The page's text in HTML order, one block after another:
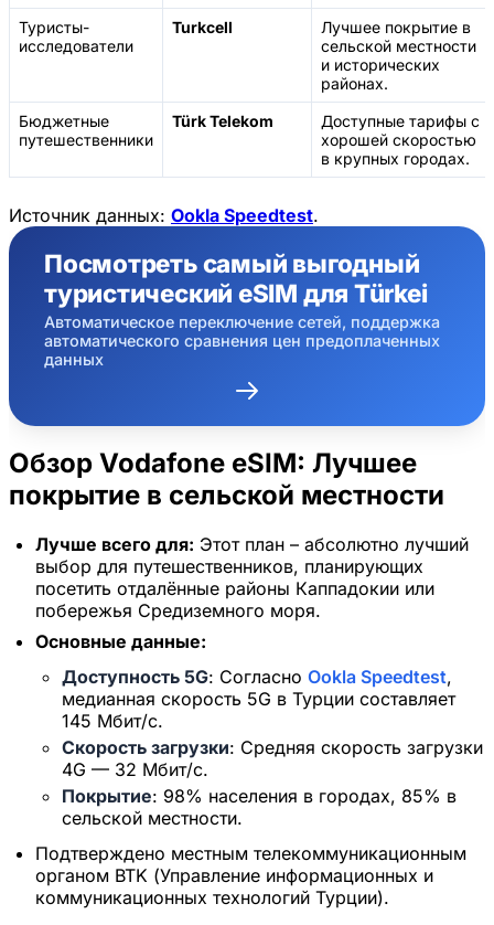
Туристы-
исследователи
Turkcell
Лучшее покрытие в
сельской местности
и исторических
районах.
Бюджетные
путешественники
Türk Telekom
Доступные тарифы с
хорошей скоростью
в крупных городах.
Источник данных: Ookla Speedtest.
Посмотреть самый выгодный
туристический eSIM для Türkei
Автоматическое переключение сетей, поддержка
автоматического сравнения цен предоплаченных
данных
Обзор Vodafone eSIM: Лучшее
покрытие в сельской местности
Лучше всего для: Этот план – абсолютно лучший
выбор для путешественников, планирующих
посетить отдалённые районы Каппадокии или
побережья Средиземного моря.
Основные данные:
Доступность 5G: Согласно Ookla Speedtest,
медианная скорость 5G в Турции составляет
145 Мбит/с.
Скорость загрузки: Средняя скорость загрузки
4G — 32 Мбит/с.
Покрытие: 98% населения в городах, 85% в
сельской местности.
Подтверждено местным телекоммуникационным
органом BTK (Управление информационных и
коммуникационных технологий Турции).